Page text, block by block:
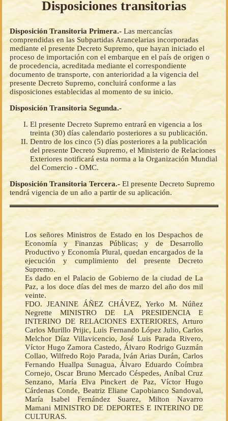
Disposiciones transitorias
Disposición Transitoria Primera.- Las mercancías
comprendidas en las Subpartidas Arancelarias incorporadas
mediante el presente Decreto Supremo, que hayan iniciado el
proceso de importación con el embarque en el país de origen o
de procedencia, acreditada mediante el correspondiente
documento de transporte, con anterioridad a la vigencia del
presente Decreto Supremo, concluirá conforme a las
disposiciones establecidas al momento de su inicio.
Disposición Transitoria Segunda.-
El presente Decreto Supremo entrará en vigencia a los
treinta (30) días calendario posteriores a su publicación.
Dentro de los cinco (5) días posteriores a la publicación
del presente Decreto Supremo, el Ministerio de Relaciones
Exteriores notificará esta norma a la Organización Mundial
del Comercio - OMC.
Disposición Transitoria Tercera.- El presente Decreto Supremo
tendrá vigencia de un año a partir de su aplicación.
Los señores Ministros de Estado en los Despachos de
Economía y Finanzas Públicas; y de Desarrollo
Productivo y Economía Plural, quedan encargados de la
ejecución y cumplimiento del presente Decreto
Supremo.
Es dado en el Palacio de Gobierno de la ciudad de La
Paz, a los doce días del mes de marzo del año dos mil
veinte.
FDO. JEANINE ÁÑEZ CHÁVEZ, Yerko M. Núñez
Negrette MINISTRO DE LA PRESIDENCIA E
INTERINO DE RELACIONES EXTERIORES, Arturo
Carlos Murillo Prijic, Luis Fernando López Julio, Carlos
Melchor Díaz Villavicencio, José Luis Parada Rivero,
Víctor Hugo Zamora Castedo, Álvaro Rodrigo Guzmán
Collao, Wilfredo Rojo Parada, Iván Arias Durán, Carlos
Fernando Huallpa Sunagua, Álvaro Eduardo Coímbra
Cornejo, Oscar Bruno Mercado Céspedes, Aníbal Cruz
Senzano, María Elva Pinckert de Paz, Víctor Hugo
Cárdenas Conde, Beatriz Eliane Capobianco Sandoval,
María Isabel Fernández Suarez, Milton Navarro
Mamani MINISTRO DE DEPORTES E INTERINO DE
CULTURAS.